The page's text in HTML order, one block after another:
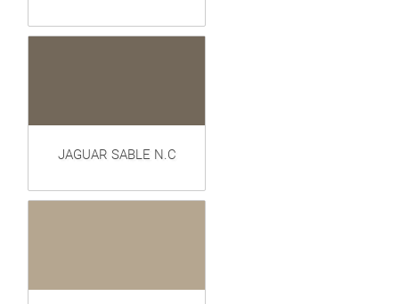
JAGUAR SABLE N.C